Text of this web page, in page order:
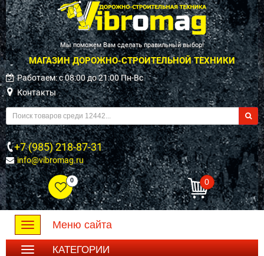
Мы поможем Вам сделать правильный выбор!
МАГАЗИН ДОРОЖНО-СТРОИТЕЛЬНОЙ ТЕХНИКИ
Работаем: c 08:00 до 21:00 Пн-Вс
Контакты
+7 (985) 218-87-31
info@vibromag.ru
0 0
Toggle
navigation
Меню сайта
КАТЕГОРИИ